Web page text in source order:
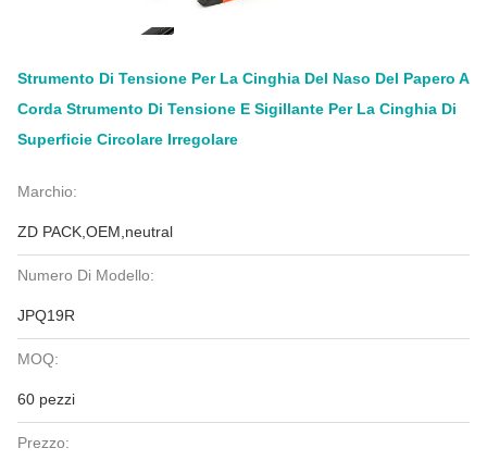
Strumento Di Tensione Per La Cinghia Del Naso Del Papero A
Corda Strumento Di Tensione E Sigillante Per La Cinghia Di
Superficie Circolare Irregolare
Marchio:
ZD PACK,OEM,neutral
Numero Di Modello:
JPQ19R
MOQ:
60 pezzi
Prezzo: